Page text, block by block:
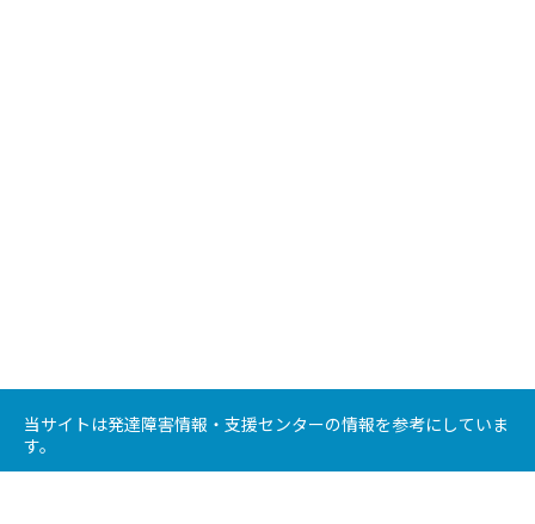
当サイトは発達障害情報・支援センターの情報を参考にしていま
す。